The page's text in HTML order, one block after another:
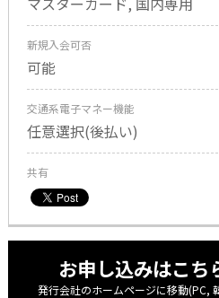
新規入会可否
可能
交通系電子マネー機能
任意選択(後払い)
共有
お申し込みはこち
発行会社のホームページに移動(PC,